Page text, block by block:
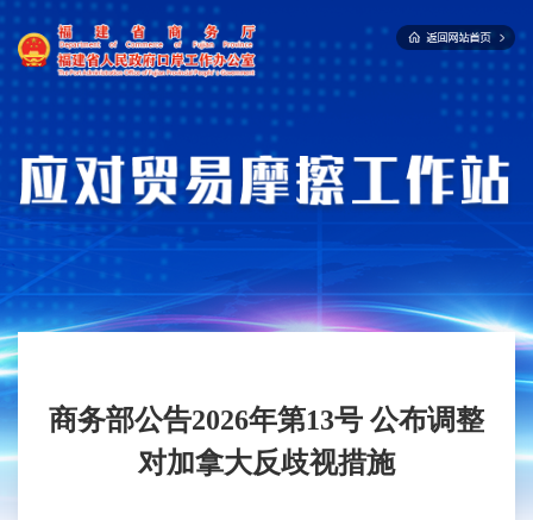
商务部公告2026年第13号 公布调整
对加拿大反歧视措施